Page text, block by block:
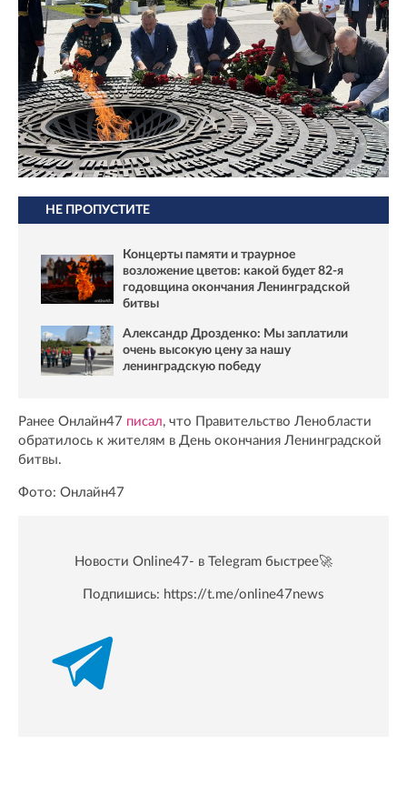
НЕ ПРОПУСТИТЕ
Концерты памяти и траурное
возложение цветов: какой будет 82-я
годовщина окончания Ленинградской
битвы
Александр Дрозденко: Мы заплатили
очень высокую цену за нашу
ленинградскую победу
Ранее Онлайн47 писал, что Правительство Ленобласти
обратилось к жителям в День окончания Ленинградской
битвы.
Фото: Онлайн47
Новости Online47- в Telegram быстрее🚀
Подпишись: https://t.me/online47news